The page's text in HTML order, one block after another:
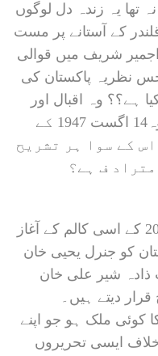
تھا یہ زندہ دل لوگوں
کے آستانے پر مست
اجمیر شریف میں قوالی
نظریہ پاکستان کی
ہے؟؟ وہ اقبال اور
قائد کے نظریات کے سوا کیا ہے وہ14 اگست 1947 کے
کے سوا ہر تشریح
ف ہے؟
ایک موقر جریدے کے 13 اپریل 2013 کے اسی کالم کے آغاز
کو جنرل یحیی خان
ذادہ شیر علی خان
دیتے ہیں۔
کوئی ملک ہو جو اپنے
ایسی تحریروں